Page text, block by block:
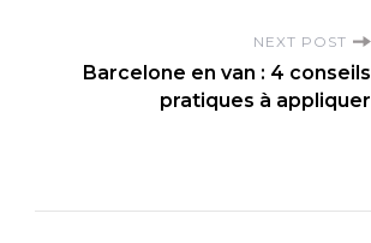
g
NEXT POST
Barcelone en van : 4 conseils
pratiques à appliquer